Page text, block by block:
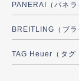
PANERAI（パネラ
BREITLING（ブラ
TAG Heuer（タグ